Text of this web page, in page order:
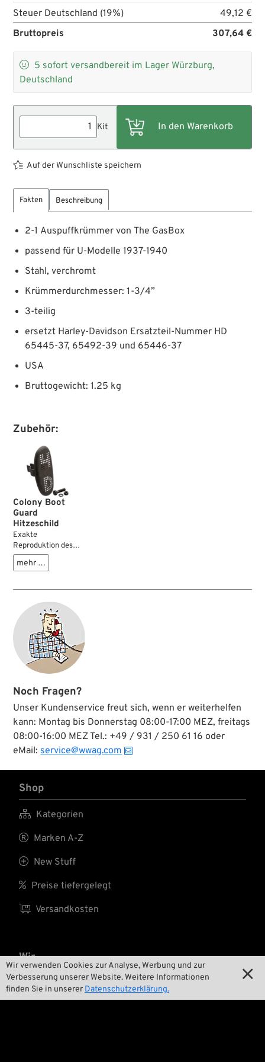
Wir verwenden Cookies zur Analyse, Werbung und zur
Verbesserung unserer Website. Weitere Informationen
finden Sie in unserer Datenschutzerklärung.

Steuer Deutschland (19%)
49,12 €
Bruttopreis
307,64 €
 5 sofort versandbereit im Lager Würzburg,
Deutschland
Kit
Auf der Wunschliste speichern
Fakten Beschreibung
2-1 Auspuffkrümmer von The GasBox
passend für U-Modelle 1937-1940
Stahl, verchromt
Krümmerdurchmesser: 1-3/4”
3-teilig
ersetzt Harley-Davidson Ersatzteil-Nummer HD
65445-37, 65492-39 und 65446-37
USA
Bruttogewicht: 1.25 kg
Zubehör:
Colony Boot
Guard
Hitzeschild
Exakte
Reproduktion des
originalen
Stiefelschutzes, der
Krümmer befestigt
für Big Twin Modelle
ab 1936.
mehr …
Noch Fragen?
Unser Kundenservice freut sich, wenn er weiterhelfen
kann: Montag bis Donnerstag 08:00-17:00 MEZ, freitags
08:00-16:00 MEZ Tel.: +49 / 931 / 250 61 16 oder
eMail: service@wwag.com
Shop
 Kategorien
 Marken A-Z
 New Stuff
 Preise tiefergelegt
 Versandkosten
Wir
 Kontakt